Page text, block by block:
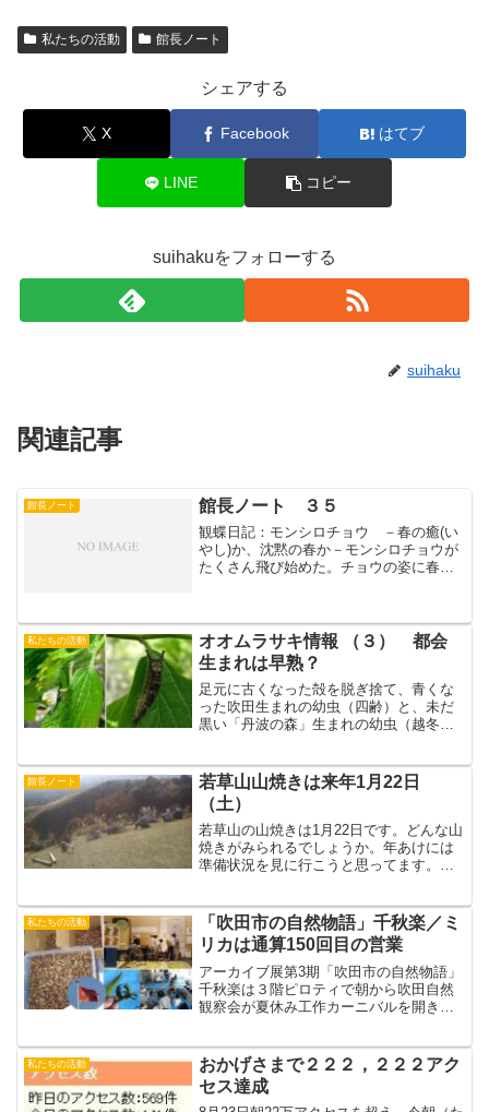
私たちの活動 館長ノート
シェアする
X Facebook はてブ
LINE コピー
suihakuをフォローする
suihaku
関連記事
館長ノート 館長ノート ３５
観蝶日記：モンシロチョウ －春の癒(い
やし)か、沈黙の春か－モンシロチョウが
たくさん飛び始めた。チョウの姿に春の
台にした生活へのノスタルジーからだろ
う。ところが、チョウ...
私たちの活動
オオムラサキ情報 （３） 都会
生まれは早熟？
足元に古くなった殻を脱ぎ捨て、青くな
った吹田生まれの幼虫（四齢）と、未だ
黒い「丹波の森」生まれの幼虫（越冬明
館長ノート
若草山山焼きは来年1月22日
（土）
若草山の山焼きは1月22日です。どんな山
焼きがみられるでしょうか。年あけには
準備状況を見に行こうと思ってます。き
た。（カンチョー）写真は昨年１２月の
ようす⇒2009年1...
私たちの活動
「吹田市の自然物語」千秋楽／ミ
リカは通算150回目の営業
アーカイブ展第3期「吹田市の自然物語」
千秋楽は３階ピロティで朝から吹田自然
観察会が夏休み工作カーニバルを開きま
で終日賑わってました。小中学校の夏休
みに合わせたこの期間に...
私たちの活動
おかげさまで２２２，２２２アク
セス達成